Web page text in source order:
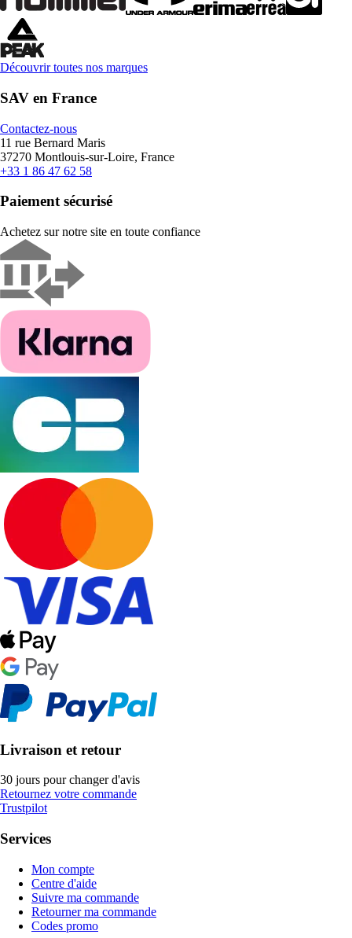
Découvrir toutes nos marques
SAV en France
Contactez-nous
11 rue Bernard Maris
37270 Montlouis-sur-Loire, France
+33 1 86 47 62 58
Paiement sécurisé
Achetez sur notre site en toute confiance
Livraison et retour
30 jours pour changer d'avis
Retournez votre commande
Trustpilot
Services
Mon compte
Centre d'aide
Suivre ma commande
Retourner ma commande
Codes promo